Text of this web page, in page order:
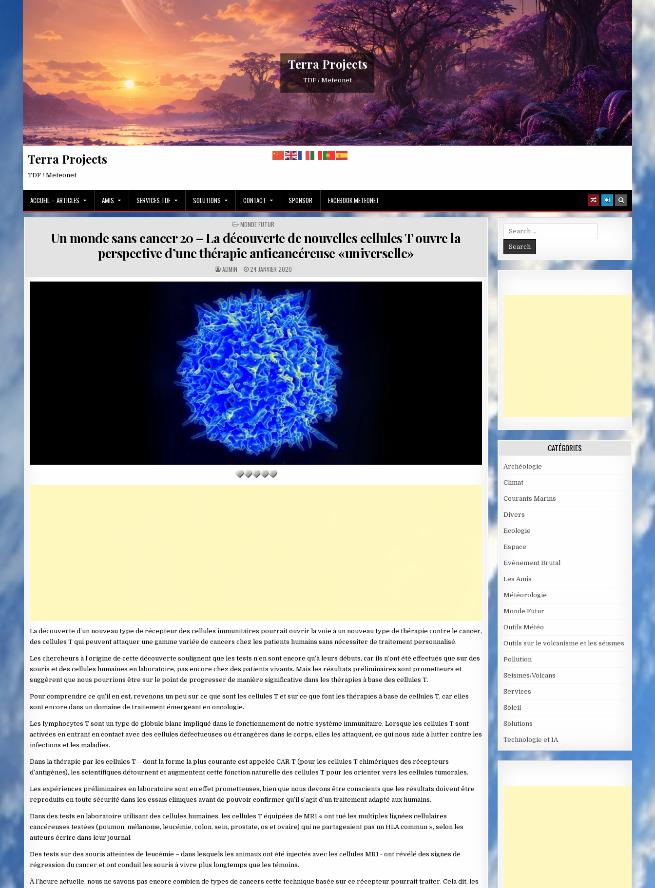
Terra Projects
TDF / Meteonet
Terra Projects
TDF / Meteonet
ACCUEIL – ARTICLES AMIS SERVICES TDF SOLUTIONS CONTACT SPONSOR FACEBOOK METEONET
POSTED
IN
MONDE FUTUR
Un monde sans cancer 20 – La découverte de nouvelles cellules T ouvre la
perspective d’une thérapie anticancéreuse «universelle»
A
U
T
R
:
ADMIN P
U
B
I
S
H
E
D
D
A
T
E
:
24 JANVIER 2020
La découverte d’un nouveau type de récepteur des cellules immunitaires pourrait ouvrir la voie à un nouveau type de thérapie contre le cancer,
des cellules T qui peuvent attaquer une gamme variée de cancers chez les patients humains sans nécessiter de traitement personnalisé.
Les chercheurs à l’origine de cette découverte soulignent que les tests n’en sont encore qu’à leurs débuts, car ils n’ont été effectués que sur des
souris et des cellules humaines en laboratoire, pas encore chez des patients vivants. Mais les résultats préliminaires sont prometteurs et
suggèrent que nous pourrions être sur le point de progresser de manière significative dans les thérapies à base des cellules T.
Pour comprendre ce qu’il en est, revenons un peu sur ce que sont les cellules T et sur ce que font les thérapies à base de cellules T, car elles
sont encore dans un domaine de traitement émergeant en oncologie.
Les lymphocytes T sont un type de globule blanc impliqué dans le fonctionnement de notre système immunitaire. Lorsque les cellules T sont
activées en entrant en contact avec des cellules défectueuses ou étrangères dans le corps, elles les attaquent, ce qui nous aide à lutter contre les
infections et les maladies.
Dans la thérapie par les cellules T – dont la forme la plus courante est appelée CAR-T (pour les cellules T chimériques des récepteurs
d’antigènes), les scientifiques détournent et augmentent cette fonction naturelle des cellules T pour les orienter vers les cellules tumorales.
Les expériences préliminaires en laboratoire sont en effet prometteuses, bien que nous devons être conscients que les résultats doivent être
reproduits en toute sécurité dans les essais cliniques avant de pouvoir confirmer qu’il s’agit d’un traitement adapté aux humains.
Dans des tests en laboratoire utilisant des cellules humaines, les cellules T équipées de MR1 « ont tué les multiples lignées cellulaires
cancéreuses testées (poumon, mélanome, leucémie, colon, sein, prostate, os et ovaire) qui ne partageaient pas un HLA commun », selon les
auteurs écrire dans leur journal.
Des tests sur des souris atteintes de leucémie – dans lesquels les animaux ont été injectés avec les cellules MR1 ​​- ont révélé des signes de
régression du cancer et ont conduit les souris à vivre plus longtemps que les témoins.
À l’heure actuelle, nous ne savons pas encore combien de types de cancers cette technique basée sur ce récepteur pourrait traiter. Cela dit, les
Search
for:
CATÉGORIES
Archéologie
Climat
Courants Marins
Divers
Ecologie
Espace
Evènement Brutal
Les Amis
Météorologie
Monde Futur
Outils Météo
Outils sur le volcanisme et les séismes
Pollution
Seismes/Volcans
Services
Soleil
Solutions
Technologie et IA